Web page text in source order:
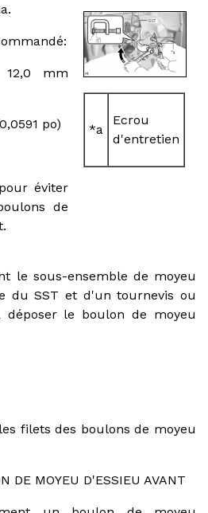
mm
po)
éviter
de
*a
Ecrou
d'entretien
le sous-ensemble de moyeu
du SST et d'un tournevis ou
le boulon de moyeu
filets des boulons de moyeu
DE MOYEU D'ESSIEU AVANT